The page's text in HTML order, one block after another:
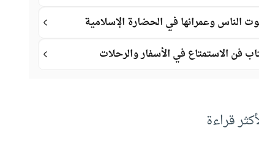
الناس وعمرانها في الحضارة الإسلامية
فن الاستمتاع في الأسفار والرحلات
قراءة